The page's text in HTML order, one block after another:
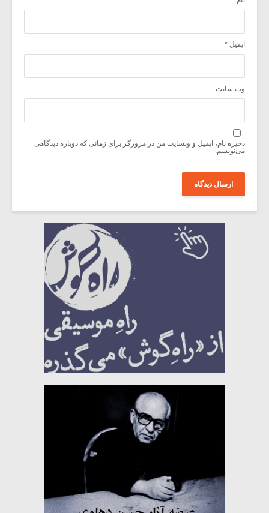
ایمیل *
وب‌ سایت
ذخیره نام، ایمیل و وبسایت من در مرورگر برای زمانی که دوباره دیدگاهی
می‌نویسم.